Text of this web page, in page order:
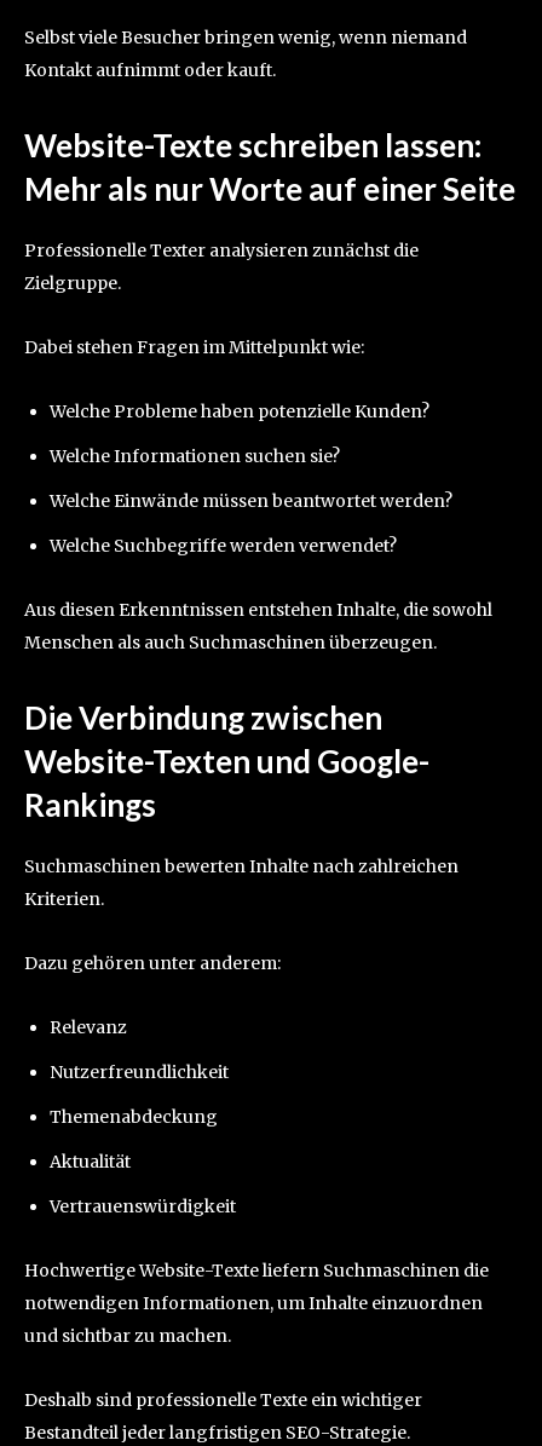
Selbst viele Besucher bringen wenig, wenn niemand
Kontakt aufnimmt oder kauft.
Website-Texte schreiben lassen:
Mehr als nur Worte auf einer Seite
Professionelle Texter analysieren zunächst die
Zielgruppe.
Dabei stehen Fragen im Mittelpunkt wie:
Welche Probleme haben potenzielle Kunden?
Welche Informationen suchen sie?
Welche Einwände müssen beantwortet werden?
Welche Suchbegriffe werden verwendet?
Aus diesen Erkenntnissen entstehen Inhalte, die sowohl
Menschen als auch Suchmaschinen überzeugen.
Die Verbindung zwischen
Website-Texten und Google-
Rankings
Suchmaschinen bewerten Inhalte nach zahlreichen
Kriterien.
Dazu gehören unter anderem:
Relevanz
Nutzerfreundlichkeit
Themenabdeckung
Aktualität
Vertrauenswürdigkeit
Hochwertige Website-Texte liefern Suchmaschinen die
notwendigen Informationen, um Inhalte einzuordnen
und sichtbar zu machen.
Deshalb sind professionelle Texte ein wichtiger
Bestandteil jeder langfristigen SEO-Strategie.